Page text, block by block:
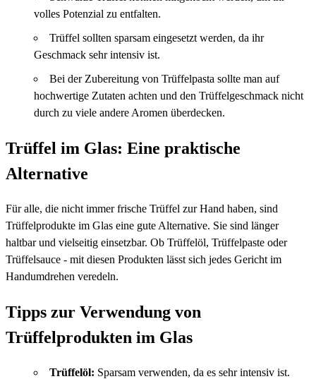
volles Potenzial zu entfalten.
Trüffel sollten sparsam eingesetzt werden, da ihr
Geschmack sehr intensiv ist.
Bei der Zubereitung von Trüffelpasta sollte man auf
hochwertige Zutaten achten und den Trüffelgeschmack nicht
durch zu viele andere Aromen überdecken.
Trüffel im Glas: Eine praktische
Alternative
Für alle, die nicht immer frische Trüffel zur Hand haben, sind
Trüffelprodukte im Glas eine gute Alternative. Sie sind länger
haltbar und vielseitig einsetzbar. Ob Trüffelöl, Trüffelpaste oder
Trüffelsauce - mit diesen Produkten lässt sich jedes Gericht im
Handumdrehen veredeln.
Tipps zur Verwendung von
Trüffelprodukten im Glas
Trüffelöl: Sparsam verwenden, da es sehr intensiv ist.